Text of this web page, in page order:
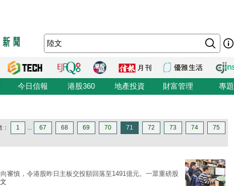
今日信報 港股360 地產投資 財富管理 專題
1 ... 67 68 69 70 71 72 73 74 75
審慎，令港股昨日主板交投額回落至1491億元。一眾重磅股